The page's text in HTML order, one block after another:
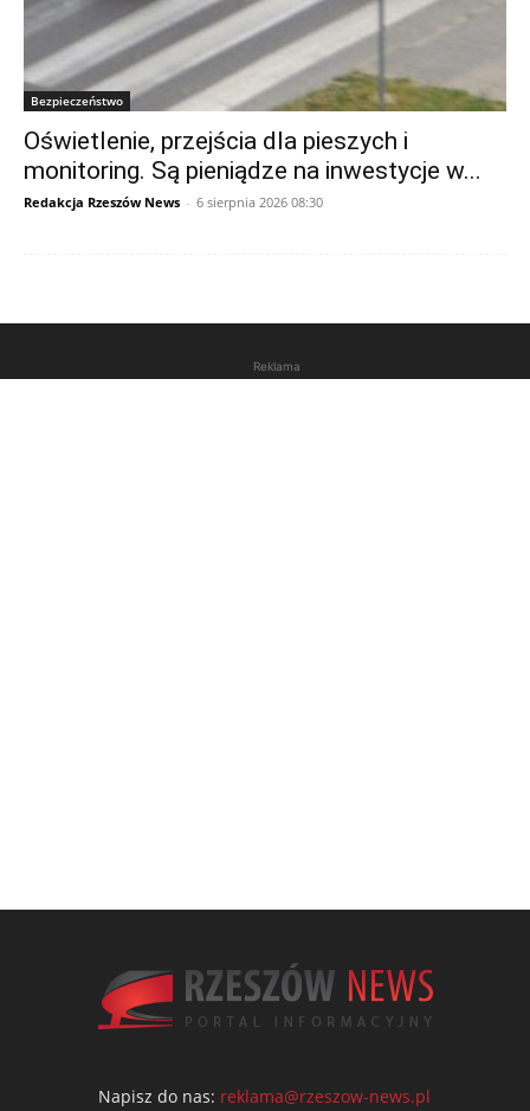
Bezpieczeństwo
Oświetlenie, przejścia dla pieszych i
monitoring. Są pieniądze na inwestycje w...
Redakcja Rzeszów News - 6 sierpnia 2026 08:30
Reklama
Napisz do nas: reklama@rzeszow-news.pl